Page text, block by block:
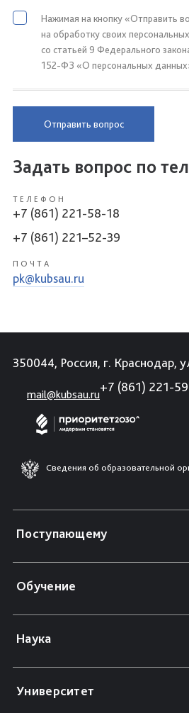
Нажимая на кнопку «Отправить
на обработку своих
со статьей 9 Федерального
152-ФЗ «О персональных
Отправить вопрос
Задать вопрос по
ТЕЛЕФОН
+7 (861) 221-58-18
+7 (861) 221–52-39
ПОЧТА
pk@kubsau.ru
350044, Россия, г. Краснодар,
mail@kubsau.ru
+7 (861) 221-
Сведения об образовательной
Поступающему
Обучение
Наука
Университет